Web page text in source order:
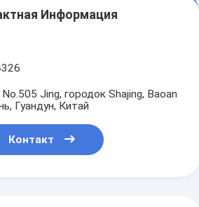
Информация
Jing, городок Shajing, Baoan
Гуандун, Китай
Контакт